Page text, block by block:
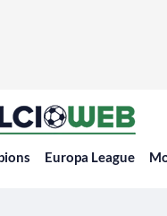
Europa League